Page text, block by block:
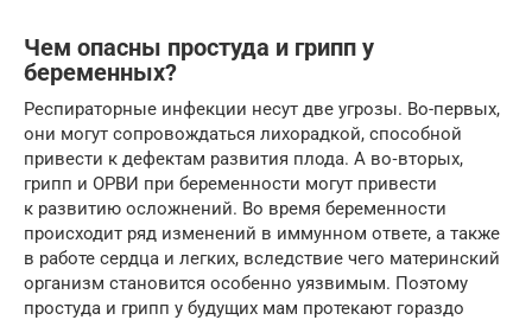
Чем опасны простуда и грипп у
беременных?
Респираторные инфекции несут две угрозы. Во-первых,
они могут сопровождаться лихорадкой, способной
привести к дефектам развития плода. А во‑вторых,
грипп и ОРВИ при беременности могут привести
к развитию осложнений. Во время беременности
происходит ряд изменений в иммунном ответе, а также
в работе сердца и легких, вследствие чего материнский
организм становится особенно уязвимым. Поэтому
простуда и грипп у будущих мам протекают гораздо